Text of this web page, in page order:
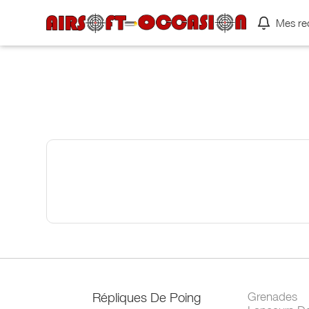
Mes
Répliques De Poing
Grenades